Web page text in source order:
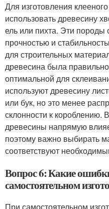
Для изготовления
использовать древесину
ель или пихта. Эти породы
прочностью и
для строительных
древесина была
оптимальной для
используют древесину
или бук, но это менее
склонности к короблению.
древесины напрямую
поэтому важно выбирать
соответствуют
Вопрос 6: Какие
самостоятельном